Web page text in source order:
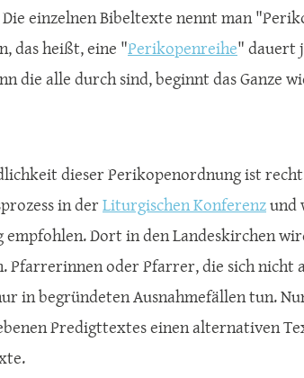
einzelnen Bibeltexte nennt man
das heißt, eine "Perikopenreihe" dauert
die alle durch sind, beginnt das Ganze
dieser Perikopenordnung ist
in derLiturgischen Konferenzund
empfohlen. Dort in den Landeskirchen
Pfarrerinnen oder Pfarrer, die sich
in begründeten Ausnahmefällen tun.
Predigttextes einen alternativen